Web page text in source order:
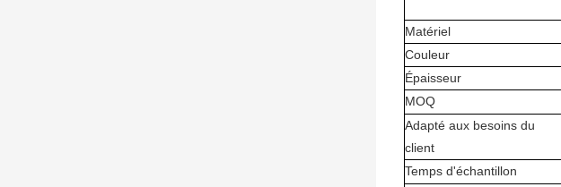
Matériel
Couleur
Épaisseur
MOQ
Adapté aux besoins du
client
Temps d'échantillon